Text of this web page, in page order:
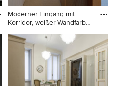
Moderner Eingang mit
Korridor, weißer Wandfarbe,
Moderner Eingang mit
Korridor, weißer Wandfarbe,
Teppichboden und beigem
Boden in Yokohama